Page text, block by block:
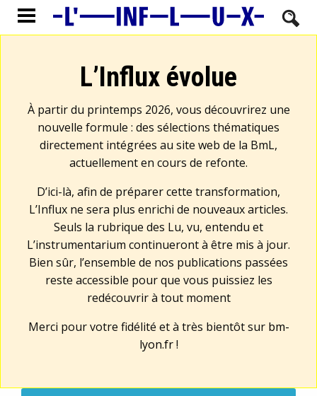
L’Influx évolue
À partir du printemps 2026, vous découvrirez une
nouvelle formule : des sélections thématiques
directement intégrées au site web de la BmL,
actuellement en cours de refonte.
D’ici-là, afin de préparer cette transformation,
L’Influx ne sera plus enrichi de nouveaux articles.
Seuls la rubrique des Lu, vu, entendu et
L’instrumentarium continueront à être mis à jour.
Bien sûr, l’ensemble de nos publications passées
reste accessible pour que vous puissiez les
redécouvrir à tout moment
Merci pour votre fidélité et à très bientôt sur bm-
lyon.fr!